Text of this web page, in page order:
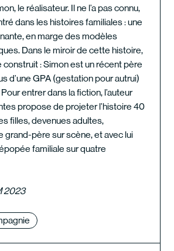
le réalisateur. Il ne l’a pas connu,
dans les histoires familiales : une
en marge des modèles
Dans le miroir de cette histoire,
construit : Simon est un récent père
d’une GPA (gestation pour autrui)
entrer dans la fiction, l’auteur
propose de projeter l’histoire 40
filles, devenues adultes,
grand-père sur scène, et avec lui
familiale sur quatre
2023